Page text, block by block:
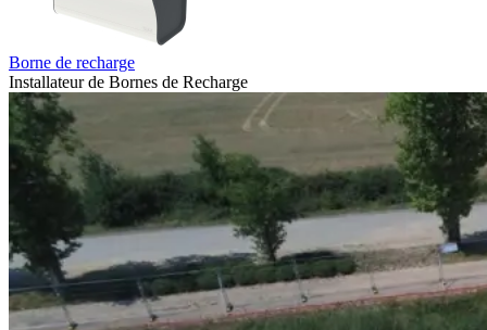
Borne de recharge
Installateur de Bornes de Recharge